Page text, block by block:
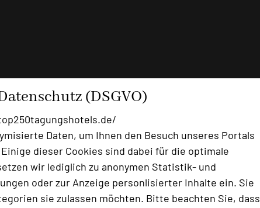
(DSGVO)
Daten, um Ihnen den Besuch unseres Portals
dieser Cookies sind dabei für die optimale
wir lediglich zu anonymen Statistik- und
oder zur Anzeige personlisierter Inhalte ein. Sie
sie zulassen möchten. Bitte beachten Sie, dass